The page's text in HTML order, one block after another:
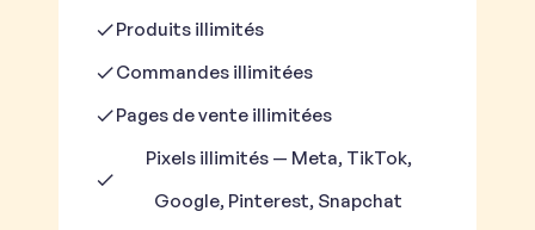
Produits illimités
Commandes illimitées
Pages de vente illimitées
Pixels illimités — Meta, TikTok,
Google, Pinterest, Snapchat